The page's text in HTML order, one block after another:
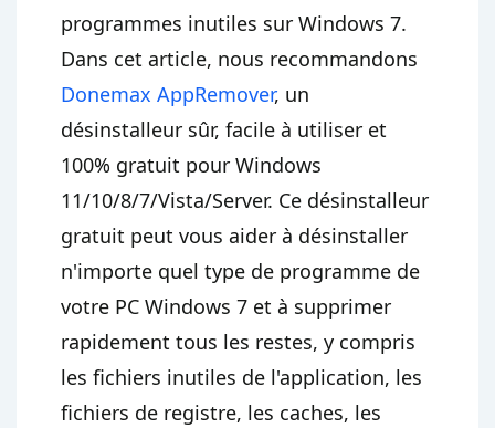
programmes inutiles sur Windows 7.
Dans cet article, nous recommandons
Donemax AppRemover, un
désinstalleur sûr, facile à utiliser et
100% gratuit pour Windows
11/10/8/7/Vista/Server. Ce désinstalleur
gratuit peut vous aider à désinstaller
n'importe quel type de programme de
votre PC Windows 7 et à supprimer
rapidement tous les restes, y compris
les fichiers inutiles de l'application, les
fichiers de registre, les caches, les